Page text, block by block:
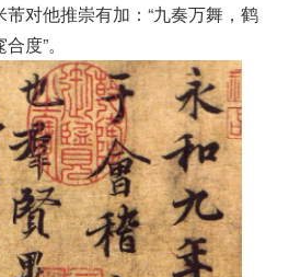
对他推崇有加：“九奏万舞，鹤
度”。